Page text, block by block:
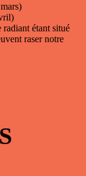
étant situé
raser notre